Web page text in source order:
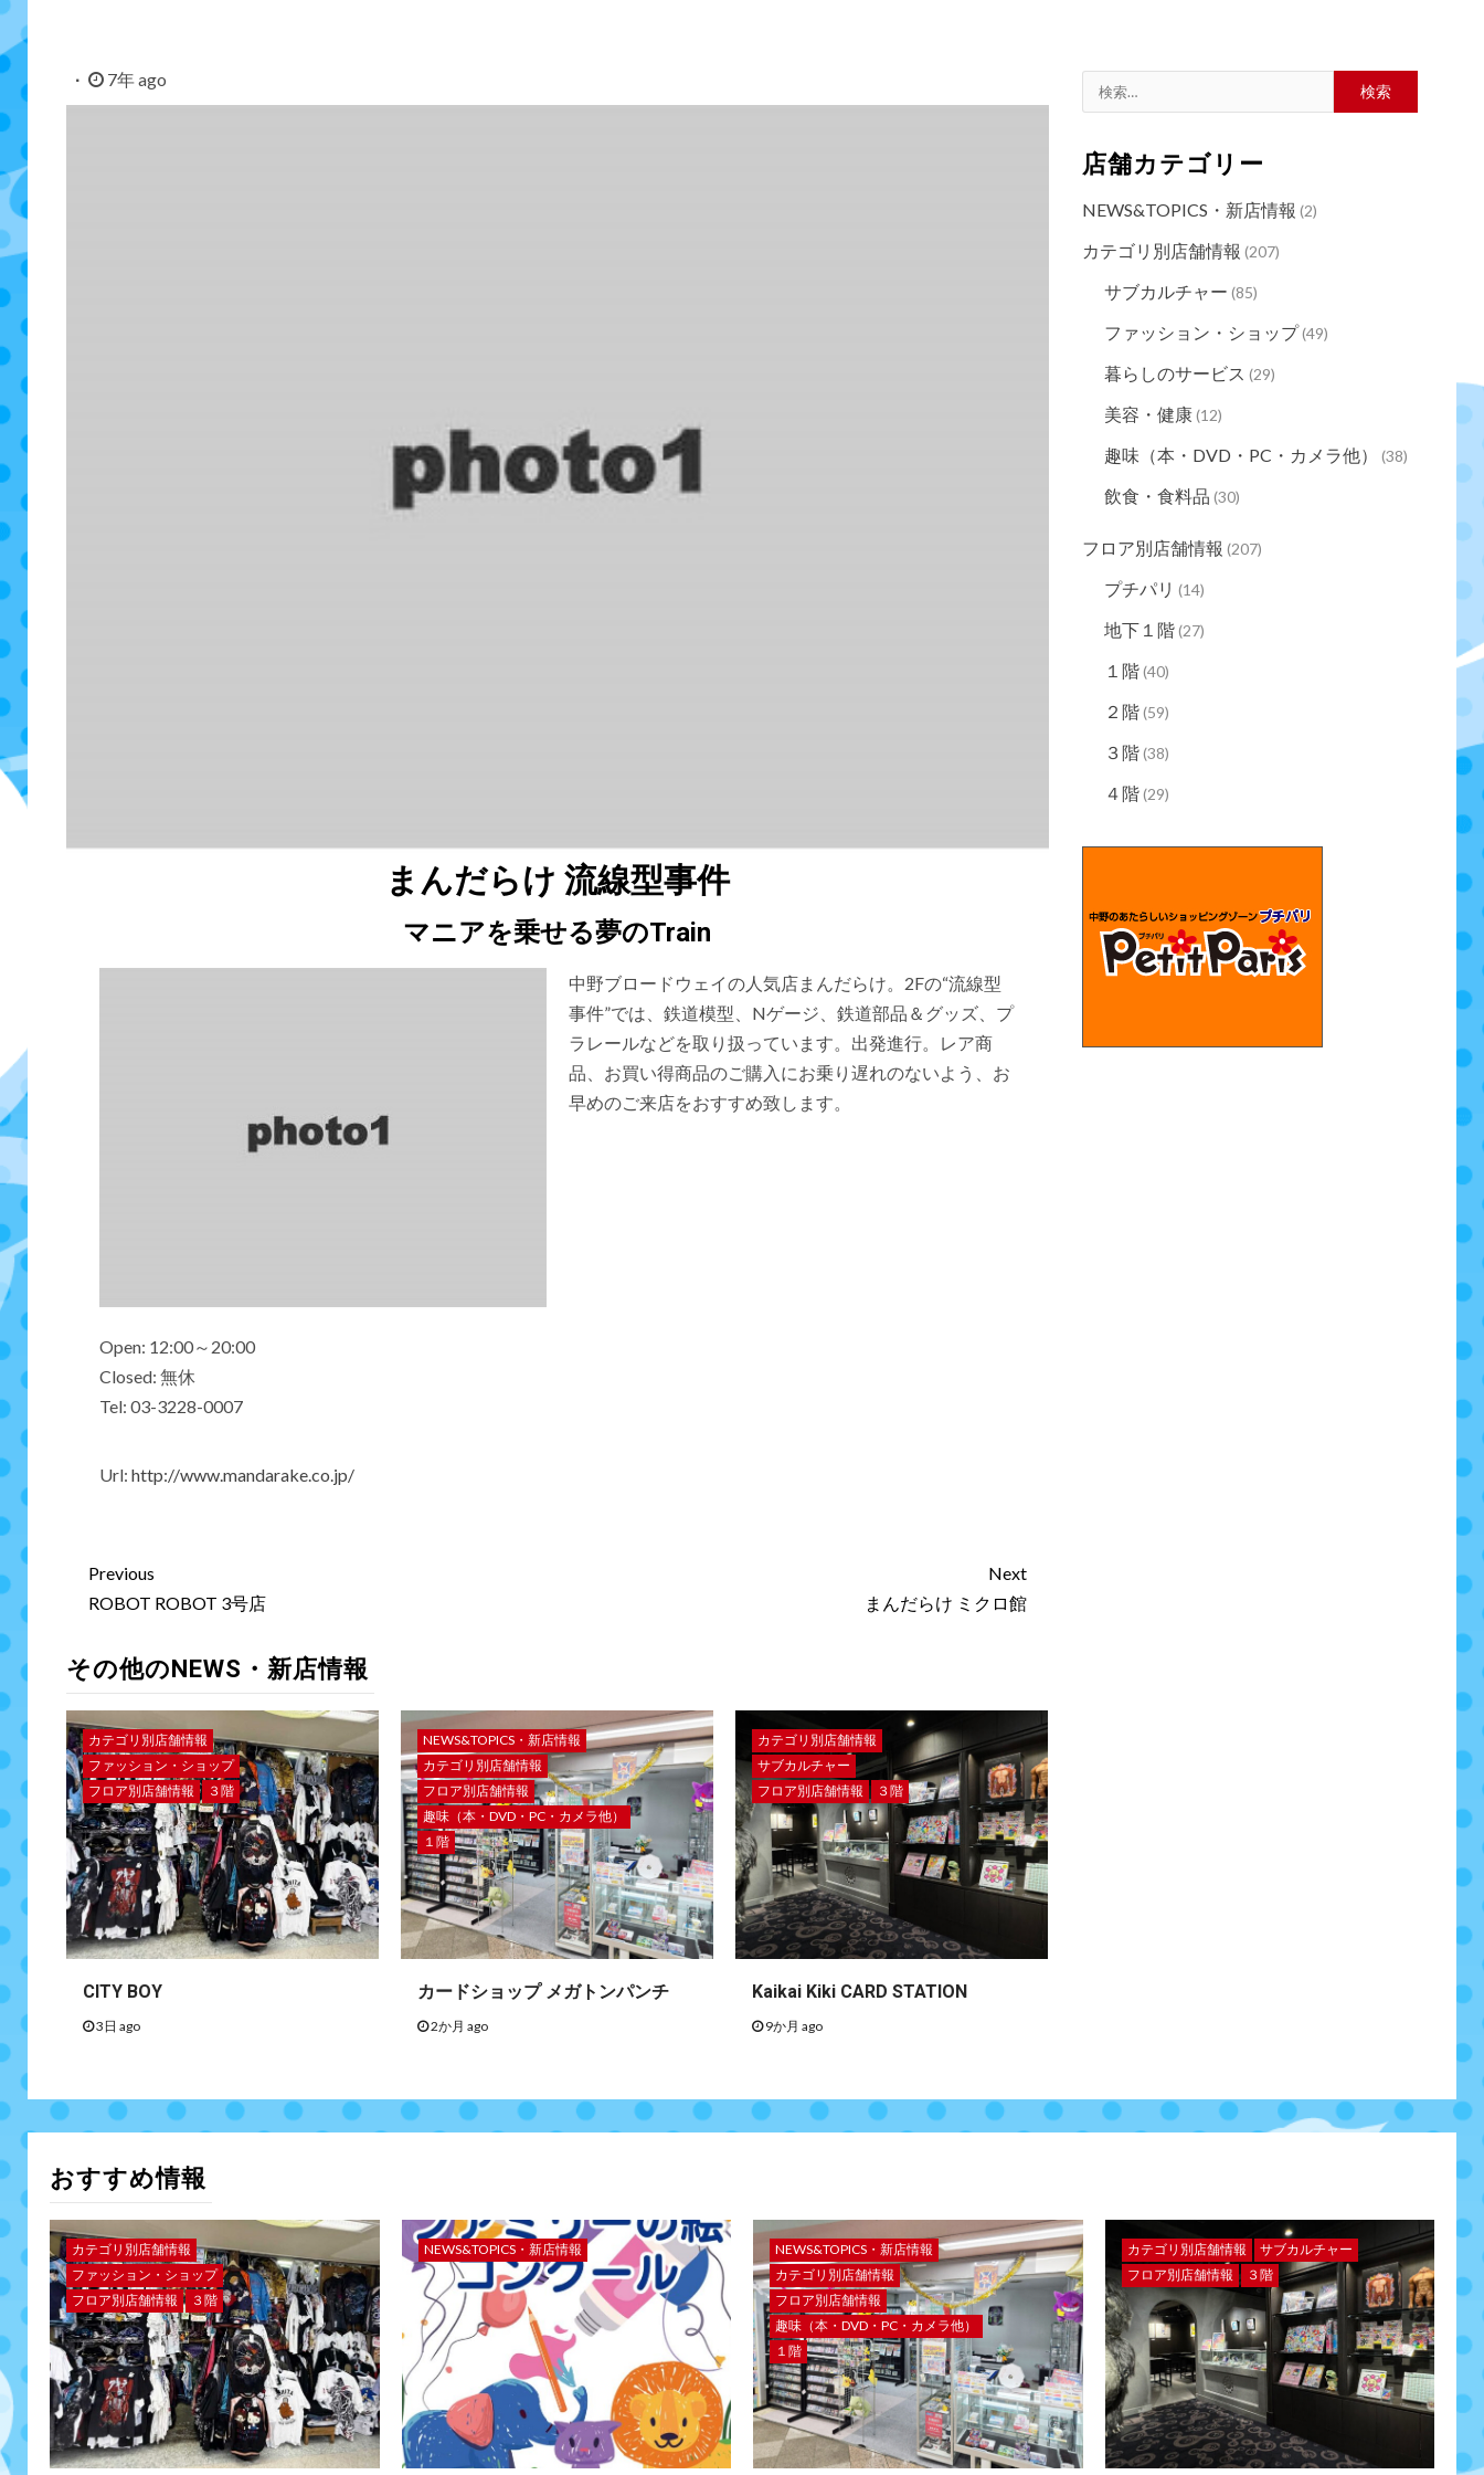
7年 ago
まんだらけ 流線型事件
マニアを乗せる夢のTrain
中野ブロードウェイの人気店まんだらけ。2Fの“流線型
事件”では、鉄道模型、Nゲージ、鉄道部品＆グッズ、プ
ラレールなどを取り扱っています。出発進行。レア商
品、お買い得商品のご購入にお乗り遅れのないよう、お
早めのご来店をおすすめ致します。
Open: 12:00～20:00
Closed: 無休
Tel: 03-3228-0007
Url: http://www.mandarake.co.jp/
Previous
ROBOT ROBOT 3号店
Next
まんだらけ ミクロ館
その他のNEWS・新店情報
カテゴリ別店舗情報
ファッション・ショップ
フロア別店舗情報
３階
CITY BOY
3日 ago
NEWS&TOPICS・新店情報
カテゴリ別店舗情報
フロア別店舗情報
趣味（本・DVD・PC・カメラ他）
１階
カードショップ メガトンパンチ
2か月 ago
カテゴリ別店舗情報
サブカルチャー
フロア別店舗情報
３階
Kaikai Kiki CARD STATION
9か月 ago
店舗カテゴリー
NEWS&TOPICS・新店情報 (2)
カテゴリ別店舗情報 (207)
サブカルチャー (85)
ファッション・ショップ(49)
暮らしのサービス (29)
美容・健康(12)
趣味（本・DVD・PC・カメラ他） (38)
飲食・食料品 (30)
フロア別店舗情報 (207)
プチパリ (14)
地下１階(27)
１階(40)
２階(59)
３階(38)
４階(29)
おすすめ情報
カテゴリ別店舗情報
ファッション・ショップ
フロア別店舗情報
３階
NEWS&TOPICS・新店情報
NEWS&TOPICS・新店情報
カテゴリ別店舗情報
フロア別店舗情報
趣味（本・DVD・PC・カメラ他）
１階
カテゴリ別店舗情報
サブカルチャー
フロア別店舗情報
３階